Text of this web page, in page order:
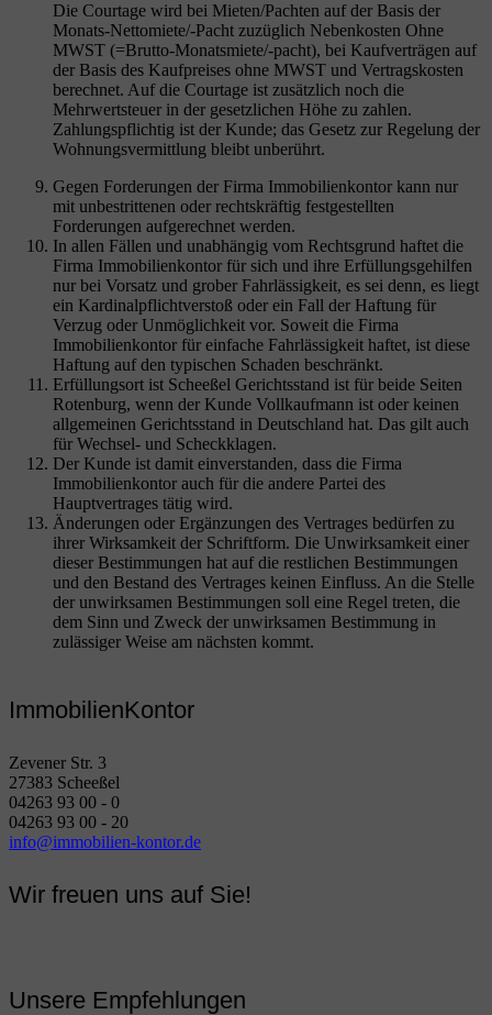
Die Courtage wird bei Mieten/Pachten auf der Basis der
Monats-Nettomiete/-Pacht zuzüglich Nebenkosten Ohne
MWST (=Brutto-Monatsmiete/-pacht), bei Kaufverträgen auf
der Basis des Kaufpreises ohne MWST und Vertragskosten
berechnet. Auf die Courtage ist zusätzlich noch die
Mehrwertsteuer in der gesetzlichen Höhe zu zahlen.
Zahlungspflichtig ist der Kunde; das Gesetz zur Regelung der
Wohnungsvermittlung bleibt unberührt.
Gegen Forderungen der Firma Immobilienkontor kann nur
mit unbestrittenen oder rechtskräftig festgestellten
Forderungen aufgerechnet werden.
In allen Fällen und unabhängig vom Rechtsgrund haftet die
Firma Immobilienkontor für sich und ihre Erfüllungsgehilfen
nur bei Vorsatz und grober Fahrlässigkeit, es sei denn, es liegt
ein Kardinalpflichtverstoß oder ein Fall der Haftung für
Verzug oder Unmöglichkeit vor. Soweit die Firma
Immobilienkontor für einfache Fahrlässigkeit haftet, ist diese
Haftung auf den typischen Schaden beschränkt.
Erfüllungsort ist Scheeßel Gerichtsstand ist für beide Seiten
Rotenburg, wenn der Kunde Vollkaufmann ist oder keinen
allgemeinen Gerichtsstand in Deutschland hat. Das gilt auch
für Wechsel- und Scheckklagen.
Der Kunde ist damit einverstanden, dass die Firma
Immobilienkontor auch für die andere Partei des
Hauptvertrages tätig wird.
Änderungen oder Ergänzungen des Vertrages bedürfen zu
ihrer Wirksamkeit der Schriftform. Die Unwirksamkeit einer
dieser Bestimmungen hat auf die restlichen Bestimmungen
und den Bestand des Vertrages keinen Einfluss. An die Stelle
der unwirksamen Bestimmungen soll eine Regel treten, die
dem Sinn und Zweck der unwirksamen Bestimmung in
zulässiger Weise am nächsten kommt.
ImmobilienKontor
Zevener Str. 3
27383 Scheeßel
04263 93 00 - 0
04263 93 00 - 20
info@immobilien-kontor.de
Wir freuen uns auf Sie!
Unsere Empfehlungen